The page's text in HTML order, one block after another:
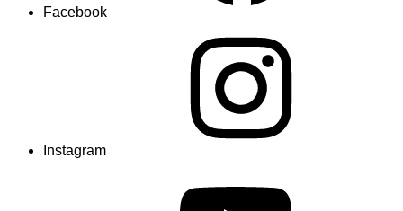
Facebook
Instagram